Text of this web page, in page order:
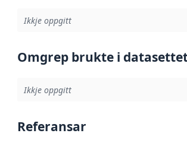
Ikkje oppgitt
Omgrep brukte i
Ikkje oppgitt
Referansar